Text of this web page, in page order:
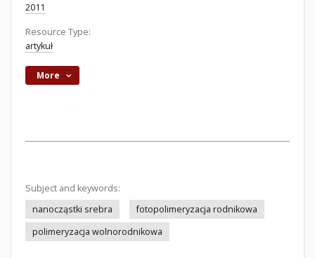
2011
Resource Type:
artykuł
More
Subject and keywords:
nanocząstki srebra
fotopolimeryzacja rodnikowa
polimeryzacja wolnorodnikowa